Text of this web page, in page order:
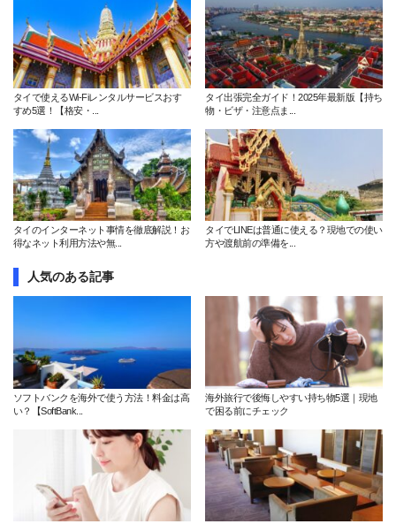
タイで使えるWi-Fiレンタルサービスおす
すめ5選！【格安・...
タイ出張完全ガイド！2025年最新版【持ち
物・ビザ・注意点ま...
タイのインターネット事情を徹底解説！お
得なネット利用方法や無...
タイでLINEは普通に使える？現地での使い
方や渡航前の準備を...
人気のある記事
ソフトバンクを海外で使う方法！料金は高
い？【SoftBank...
海外旅行で後悔しやすい持ち物5選｜現地
で困る前にチェック